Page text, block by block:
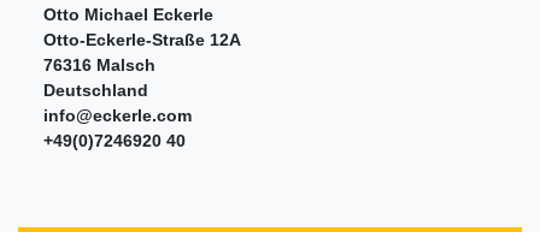
Otto Michael Eckerle
Otto-Eckerle-Straße 12A
76316 Malsch
Deutschland
info@eckerle.com
+49(0)7246920 40